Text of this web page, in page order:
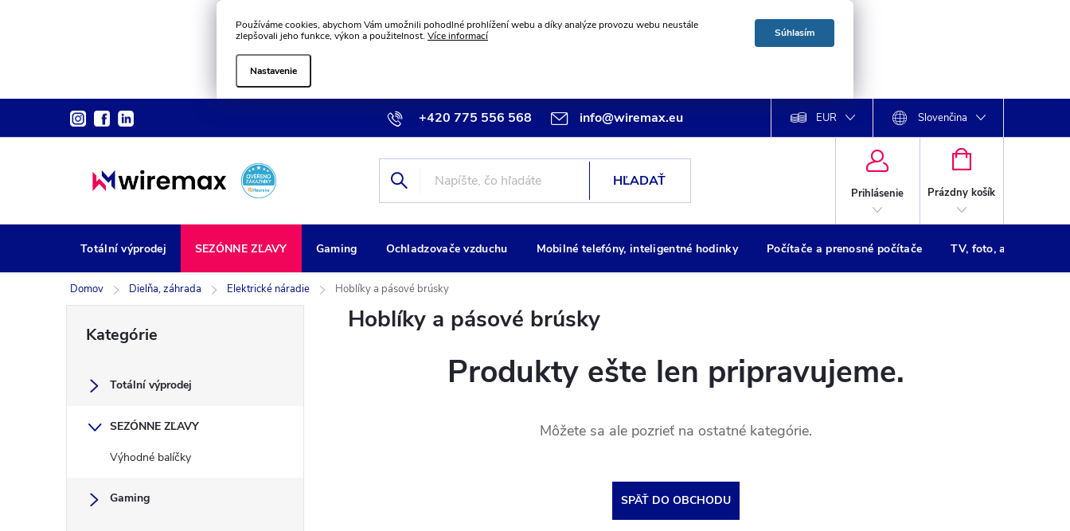
Používáme cookies, abychom Vám umožnili pohodlné prohlížení webu a díky analýze provozu webu neustále
zlepšovali jeho funkce, výkon a použitelnost. Více informací
Nastavenie
Súhlasím
+420 775 556 568 info@wiremax.eu EUR Slovenčina
HĽADAŤ
Prihlásenie
NÁKUPNÝ
Prázdny košík
Totální výprodej SEZÓNNE ZĽAVY Gaming Ochladzovače vzduchu Mobilné telefóny, inteligentné hodinky Počítače a prenosné počítače TV, foto, audio
Domov Dielňa, záhrada Elektrické náradie Hoblíky a pásové brúsky
kategórie
Kategórie
Totální výprodej
SEZÓNNE ZĽAVY
Výhodné balíčky
Gaming
Hoblíky a pásové brúsky
Produkty ešte len pripravujeme.
Môžete sa ale pozrieť na ostatné kategórie.
SPÄŤ DO OBCHODU